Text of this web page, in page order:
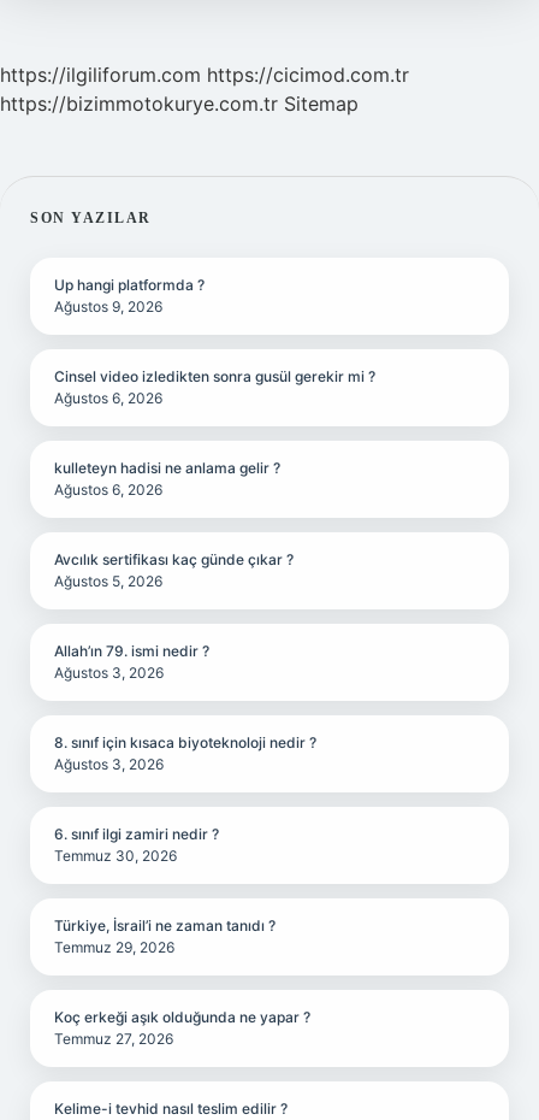
https://ilgiliforum.com https://cicimod.com.tr
https://bizimmotokurye.com.tr Sitemap
SIDEBAR
SON YAZILAR
Up hangi platformda ?
Ağustos 9, 2026
Cinsel video izledikten sonra gusül gerekir mi ?
Ağustos 6, 2026
kulleteyn hadisi ne anlama gelir ?
Ağustos 6, 2026
Avcılık sertifikası kaç günde çıkar ?
Ağustos 5, 2026
Allah’ın 79. ismi nedir ?
Ağustos 3, 2026
8. sınıf için kısaca biyoteknoloji nedir ?
Ağustos 3, 2026
6. sınıf ilgi zamiri nedir ?
Temmuz 30, 2026
Türkiye, İsrail’i ne zaman tanıdı ?
Temmuz 29, 2026
Koç erkeği aşık olduğunda ne yapar ?
Temmuz 27, 2026
Kelime-i tevhid nasıl teslim edilir ?